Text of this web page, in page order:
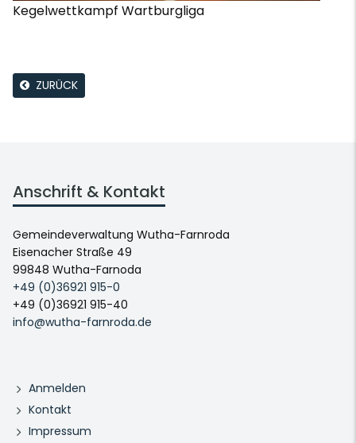
Kegelwettkampf Wartburgliga
ZURÜCK
Anschrift & Kontakt
Gemeindeverwaltung Wutha-Farnroda
Eisenacher Straße 49
99848 Wutha-Farnoda
+49 (0)36921 915-0
+49 (0)36921 915-40
info@wutha-farnroda.de
Anmelden
Kontakt
Impressum